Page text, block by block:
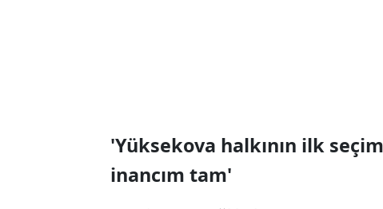
'Yüksekova halkının ilk
inancım tam'